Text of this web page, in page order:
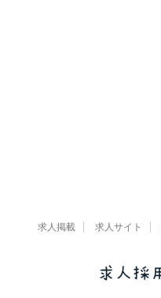
求人掲載 求人サイト